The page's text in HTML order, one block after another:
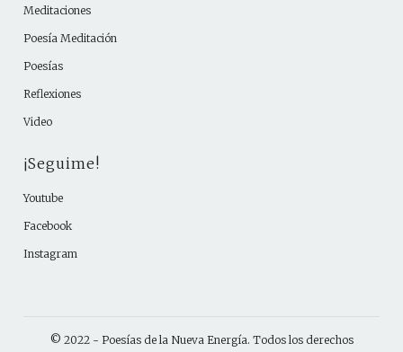
Meditaciones
Poesía Meditación
Poesías
Reflexiones
Video
¡Seguime!
Youtube
Facebook
Instagram
© 2022 - Poesías de la Nueva Energía. Todos los derechos